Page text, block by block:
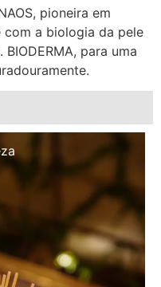
pioneira em
a biologia da pele
para uma